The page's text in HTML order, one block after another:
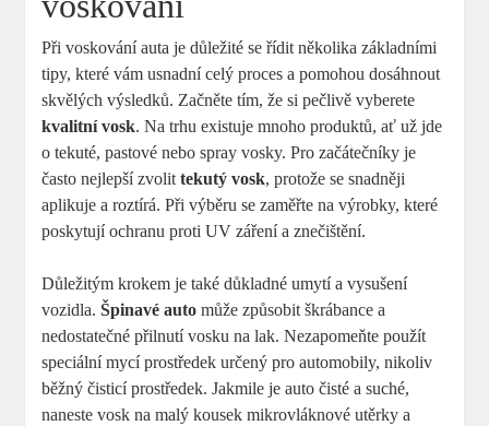
Při voskování auta je důležité se řídit několika základními
tipy, které vám usnadní celý proces a pomohou dosáhnout
skvělých výsledků. Začněte tím, že si pečlivě vyberete
kvalitní vosk. Na trhu existuje mnoho produktů, ať už jde
o tekuté, pastové nebo spray vosky. Pro začátečníky je
často nejlepší zvolittekutý vosk, protože se snadněji
aplikuje a roztírá. Při výběru se zaměřte na výrobky, které
poskytují ochranu proti UV záření a znečištění.
Důležitým krokem je také důkladné umytí a vysušení
vozidla.Špinavé auto může způsobit škrábance a
nedostatečné přilnutí vosku na lak. Nezapomeňte použít
speciální mycí prostředek určený pro automobily, nikoliv
běžný čisticí prostředek. Jakmile je auto čisté a suché,
naneste vosk na malý kousek mikrovláknové utěrky a